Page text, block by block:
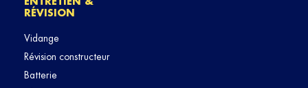
RÉVISION
Vidange
Révision constructeur
Batterie